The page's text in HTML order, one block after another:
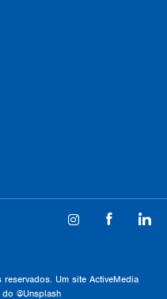
Um site ActiveMedia
do @Unsplash